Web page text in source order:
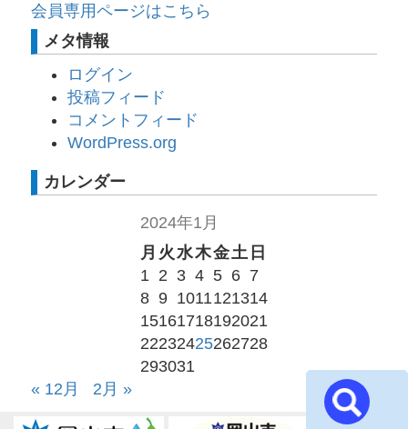
会員専用ページはこちら
メタ情報
ログイン
投稿フィード
コメントフィード
WordPress.org
カレンダー
2024年1月
月 火 水木金 土 日
1 2 3 4 5 6 7
8 9 1011121314
15161718192021
22232425262728
293031
« 12月
2月 »